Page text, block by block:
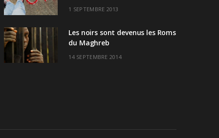
1 SEPTEMBRE 2013
Les noirs sont devenus les Roms
du Maghreb
14 SEPTEMBRE 2014